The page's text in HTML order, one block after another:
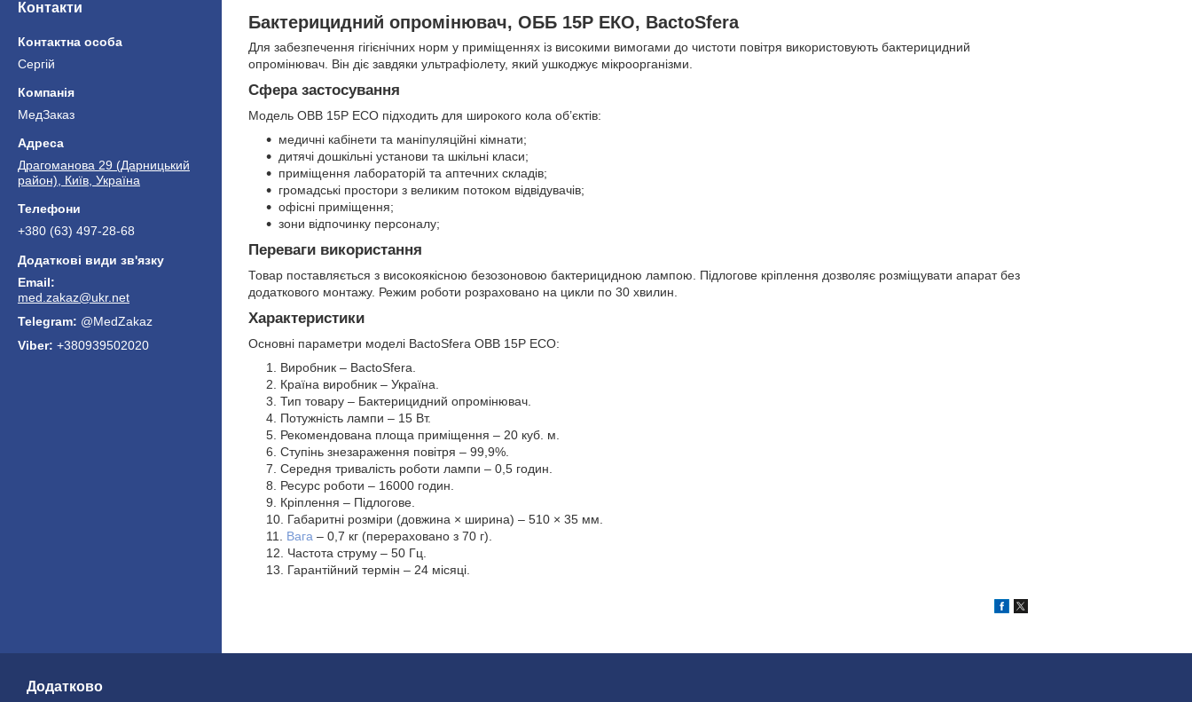
Контакти
Сергій
МедЗаказ
Драгоманова 29 (Дарницький
район), Київ, Україна
+380 (63) 497-28-68
med.zakaz@ukr.net
@MedZakaz
+380939502020
Бактерицидний опромінювач, ОББ 15P ЕКО, BactoSfera
Для забезпечення гігієнічних норм у приміщеннях із високими вимогами до чистоти повітря використовують бактерицидний
опромінювач. Він діє завдяки ультрафіолету, який ушкоджує мікроорганізми.
Сфера застосування
Модель OBB 15P ECO підходить для широкого кола об’єктів:
медичні кабінети та маніпуляційні кімнати;
дитячі дошкільні установи та шкільні класи;
приміщення лабораторій та аптечних складів;
громадські простори з великим потоком відвідувачів;
офісні приміщення;
зони відпочинку персоналу;
Переваги використання
Товар поставляється з високоякісною безозоновою бактерицидною лампою. Підлогове кріплення дозволяє розміщувати апарат без
додаткового монтажу. Режим роботи розраховано на цикли по 30 хвилин.
Характеристики
Основні параметри моделі BactoSfera OBB 15P ECO:
Виробник – BactoSfera.
Країна виробник – Україна.
Тип товару – Бактерицидний опромінювач.
Потужність лампи – 15 Вт.
Рекомендована площа приміщення – 20 куб. м.
Ступінь знезараження повітря – 99,9%.
Середня тривалість роботи лампи – 0,5 годин.
Ресурс роботи – 16000 годин.
Кріплення – Підлогове.
Габаритні розміри (довжина × ширина) – 510 × 35 мм.
Вага – 0,7 кг (перераховано з 70 г).
Частота струму – 50 Гц.
Гарантійний термін – 24 місяці.
Додатково